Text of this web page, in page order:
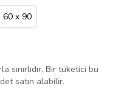
60 x 90
sınırlıdır. Bir tüketici bu
satın alabilir.